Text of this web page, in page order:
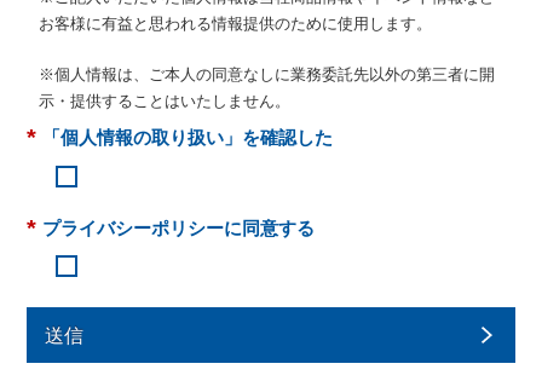
お客様に有益と思われる情報提供のために使用します。
※個人情報は、ご本人の同意なしに業務委託先以外の第三者に開
示・提供することはいたしません。
* 「個人情報の取り扱い」を確認した
* プライバシーポリシーに同意する
送信